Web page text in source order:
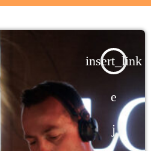
insert_link